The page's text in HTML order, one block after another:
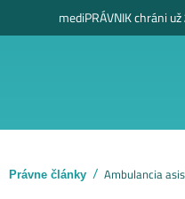
mediPRÁVNIKchráni už
Právne články Ambulancia asistenčnej